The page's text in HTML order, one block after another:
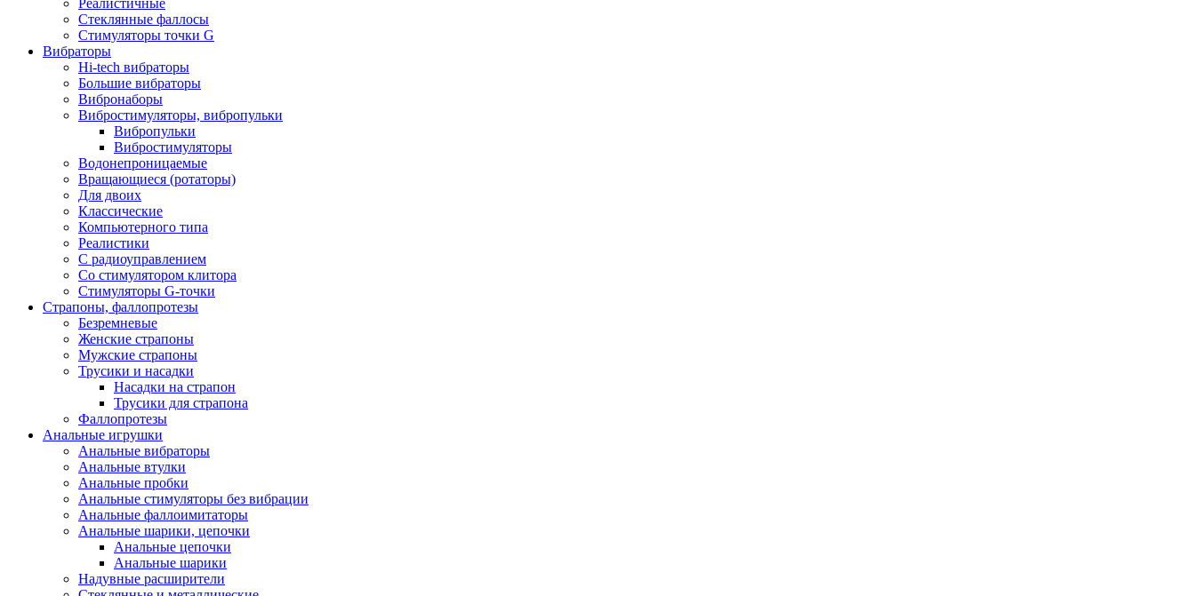
Реалистичные
Стеклянные фаллосы
Стимуляторы точки G
Вибраторы
Hi-tech вибраторы
Большие вибраторы
Вибронаборы
Вибростимуляторы, вибропульки
Вибропульки
Вибростимуляторы
Водонепроницаемые
Вращающиеся (ротаторы)
Для двоих
Классические
Компьютерного типа
Реалистики
С радиоуправлением
Со стимулятором клитора
Стимуляторы G-точки
Страпоны, фаллопротезы
Безремневые
Женские страпоны
Мужские страпоны
Трусики и насадки
Насадки на страпон
Трусики для страпона
Фаллопротезы
Анальные игрушки
Анальные вибраторы
Анальные втулки
Анальные пробки
Анальные стимуляторы без вибрации
Анальные фаллоимитаторы
Анальные шарики, цепочки
Анальные цепочки
Анальные шарики
Надувные расширители